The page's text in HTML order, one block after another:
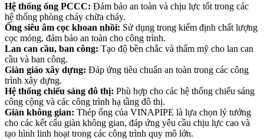
Hệ thống ống PCCC: Đảm bảo an toàn và chịu lực tốt trong các
hệ thống phòng cháy chữa cháy.
Ống siêu âm cọc khoan nhồi: Sử dụng trong kiểm định chất lượng
cọc móng, đảm bảo an toàn cho công trình.
Lan can cầu, ban công: Tạo độ bền chắc và thẩm mỹ cho lan can
cầu và ban công.
Giàn giáo xây dựng: Đáp ứng tiêu chuẩn an toàn trong các công
trình xây dựng.
Hệ thống chiếu sáng đô thị: Phù hợp cho các hệ thống chiếu sáng
công cộng và các công trình hạ tầng đô thị.
Giàn không gian: Thép ống của VINAPIPE là lựa chọn lý tưởng
cho các kết cấu giàn không gian, đáp ứng yêu cầu chịu lực cao và
tạo hình linh hoạt trong các công trình quy mô lớn.